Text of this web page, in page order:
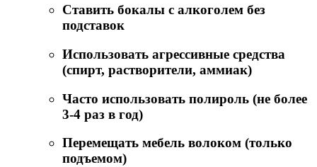
Ставить бокалы с алкоголем без
подставок
Использовать агрессивные средства
(спирт, растворители, аммиак)
Часто использовать полироль (не более
3-4 раз в год)
Перемещать мебель волоком (только
подъемом)